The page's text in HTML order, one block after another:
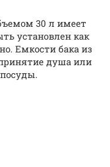
30 л имеет
установлен как
Емкости бака из
душа или